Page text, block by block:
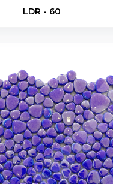
LDR - 60